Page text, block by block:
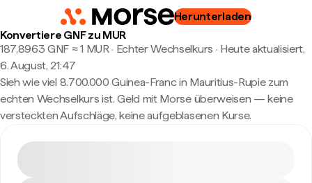
Herunterladen
Konvertiere GNF zu MUR
187,8963 GNF ≈ 1 MUR · Echter Wechselkurs · Heute aktualisiert,
6. August, 21:47
Sieh wie viel 8.700.000 Guinea-Franc in Mauritius-Rupie zum
echten Wechselkurs ist. Geld mit Morse überweisen — keine
versteckten Aufschläge, keine aufgeblasenen Kurse.